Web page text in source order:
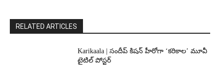
RELATED ARTICLES
Karikaala | సందీప్ కిషన్ హీరోగా ‘కరికాల’ మూవీ
టైటిల్ పోస్టర్